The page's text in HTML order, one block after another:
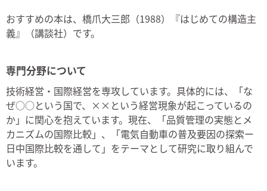
おすすめの本は、橋爪大三郎（1988）『はじめての構造主
義』（講談社）です。
専門分野について
技術経営・国際経営を専攻しています。具体的には、「な
ぜ○○という国で、××という経営現象が起こっているの
か」に関心を抱えています。現在、「品質管理の実態とメ
カニズムの国際比較」、「電気自動車の普及要因の探索ー
日中国際比較を通して」をテーマとして研究に取り組んで
います。